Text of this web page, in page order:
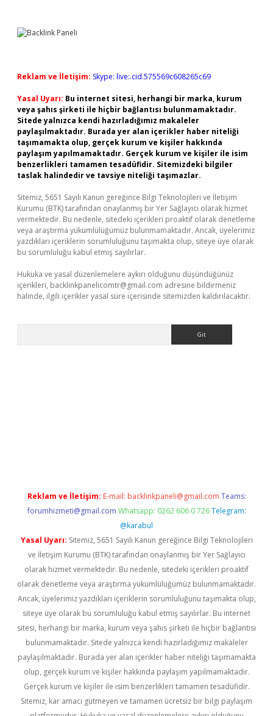
Reklam ve İletişim: Skype: live:.cid.575569c608265c69
Yasal Uyarı: Bu internet sitesi, herhangi bir marka, kurum
veya şahıs şirketi ile hiçbir bağlantısı bulunmamaktadır.
Sitede yalnızca kendi hazırladığımız makaleler
paylaşılmaktadır. Burada yer alan içerikler haber niteliği
taşımamakta olup, gerçek kurum ve kişiler hakkında
paylaşım yapılmamaktadır. Gerçek kurum ve kişiler ile isim
benzerlikleri tamamen tesadüfidir. Sitemizdeki bilgiler
taslak halindedir ve tavsiye niteliği taşımazlar.
Sitemiz, 5651 Sayılı Kanun gereğince Bilgi Teknolojileri ve İletişim
Kurumu (BTK) tarafından onaylanmış bir Yer Sağlayıcı olarak hizmet
vermektedir. Bu nedenle, sitedeki içerikleri proaktif olarak denetleme
veya araştırma yükümlülüğümüz bulunmamaktadır. Ancak, üyelerimiz
yazdıkları içeriklerin sorumluluğunu taşımakta olup, siteye üye olarak
bu sorumluluğu kabul etmiş sayılırlar.
Hukuka ve yasal düzenlemelere aykırı olduğunu düşündüğünüz
içerikleri, backlinkpanelicomtr@gmail.com adresine bildirmeniz
halinde, ilgili içerikler yasal süre içerisinde sitemizden kaldırılacaktır.
Reklam ve İletişim: E-mail: backlinkpaneli@gmail.com Teams:
forumhizmeti@gmail.com Whatsapp: 0262 606 0 726 Telegram:
@karabul
Yasal Uyarı: Sitemiz, 5651 Sayılı Kanun gereğince Bilgi Teknolojileri
ve İletişim Kurumu (BTK) tarafından onaylanmış bir Yer Sağlayıcı
olarak hizmet vermektedir. Bu nedenle, sitedeki içerikleri proaktif
olarak denetleme veya araştırma yükümlülüğümüz bulunmamaktadır.
Ancak, üyelerimiz yazdıkları içeriklerin sorumluluğunu taşımakta olup,
siteye üye olarak bu sorumluluğu kabul etmiş sayılırlar. Bu internet
sitesi, herhangi bir marka, kurum veya şahıs şirketi ile hiçbir bağlantısı
bulunmamaktadır. Sitede yalnızca kendi hazırladığımız makaleler
paylaşılmaktadır. Burada yer alan içerikler haber niteliği taşımamakta
olup, gerçek kurum ve kişiler hakkında paylaşım yapılmamaktadır.
Gerçek kurum ve kişiler ile isim benzerlikleri tamamen tesadüfidir.
Sitemiz, kar amacı gütmeyen ve tamamen ücretsiz bir bilgi paylaşım